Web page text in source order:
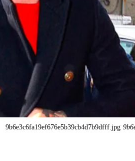
9b6e3c6fa19ef676e5b39cb4d7b9dfff.jpg